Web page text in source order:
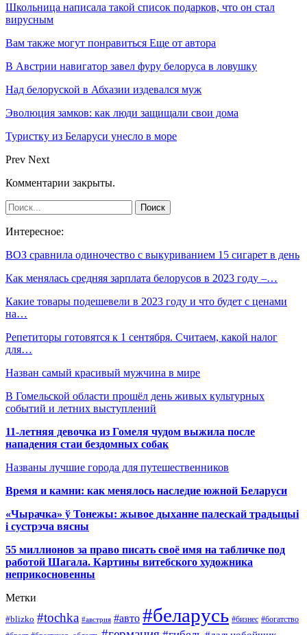
Школьница написала такой список подарков, что он стал
вирусным
Вам также могут понравиться Еще от автора
В Австрии навигатор завел фуру белоруса в ловушку
Над белоруской в Абхазии издевался муж
Эволюция замков: как люди защищали свои дома
Туристку из Беларуси унесло в море
Prev Next
Комментарии закрыты.
Интересное:
ВОЗ сравнила одиночество с выкуриванием 15 сигарет в день
Как менялась средняя зарплата белорусов в 2023 году –…
Какие товары подешевели в 2023 году и что будет с ценами
на…
Репетиторы готовятся к 1 сентября. Считаем, какой налог
для…
Назван самый красивый мужчина в мире
В Гомельской области прошёл день живых культурных
событий и летних выступлений
11-летняя девочка из Гомеля чудом выжила после
нападения стаи бездомных собак
Названы лучшие города для путешественников
Время и камни: как менялось наследие южной Беларуси
«Чырачка» ў Тонежы: жывое дыханне палескай традыцыі
і сустрэча вясны
55 миллионов за право писать своё имя на табличке под
работой Шагала. Картины витебского художника
неприкосновенны
Метки
#blizko #tochka #австрия #авто #беларусь #бизнес #богатство